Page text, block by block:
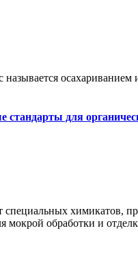
называется
стандарты для
специальных химикатов,
мокрой обработки и